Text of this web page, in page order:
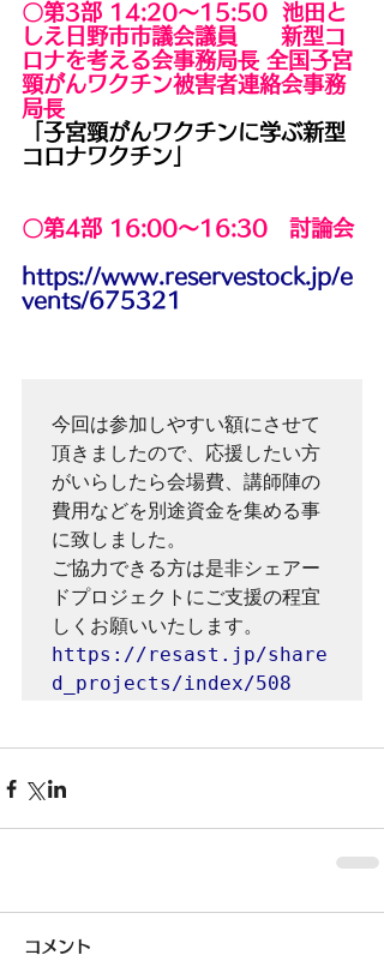
〇第3部 14:20～15:50 池田と
しえ日野市市議会議員　　新型コ
ロナを考える会事務局⾧ 全国子宮
頸がんワクチン被害者連絡会事務
局⾧
「子宮頸がんワクチンに学ぶ新型
コロナワクチン」
〇第4部 16:00～16:30 討論会
https://www.reservestock.jp/e
vents/675321
今回は参加しやすい額にさせて
頂きましたので、応援したい方
がいらしたら会場費、講師陣の
費用などを別途資金を集める事
に致しました。
ご協力できる方は是非シェアー
ドプロジェクトにご支援の程宜
https://resast.jp/share
d_projects/index/508
コメント